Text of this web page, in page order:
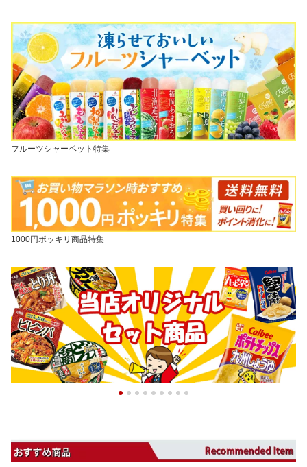
フルーツシャーベット特集
1000円ポッキリ商品特集